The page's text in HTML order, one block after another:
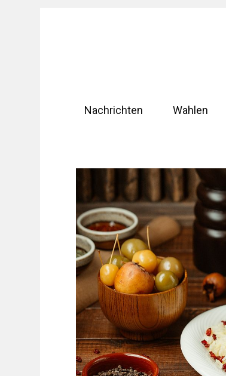
Nachrichten Wahlen